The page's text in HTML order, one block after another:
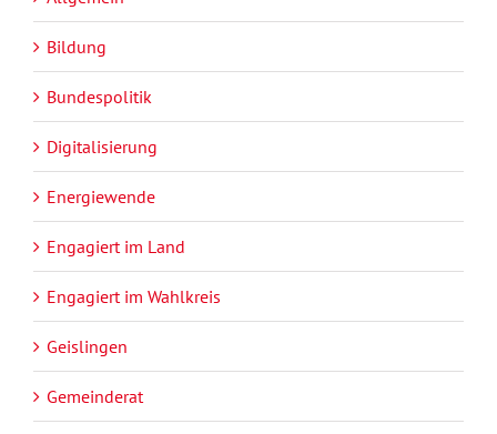
Bildung
Bundespolitik
Digitalisierung
Energiewende
Engagiert im Land
Engagiert im Wahlkreis
Geislingen
Gemeinderat